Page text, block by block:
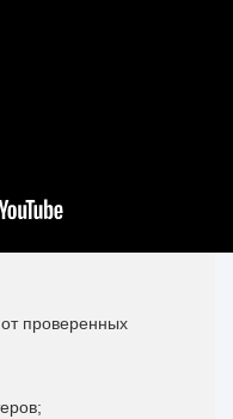
проверенных